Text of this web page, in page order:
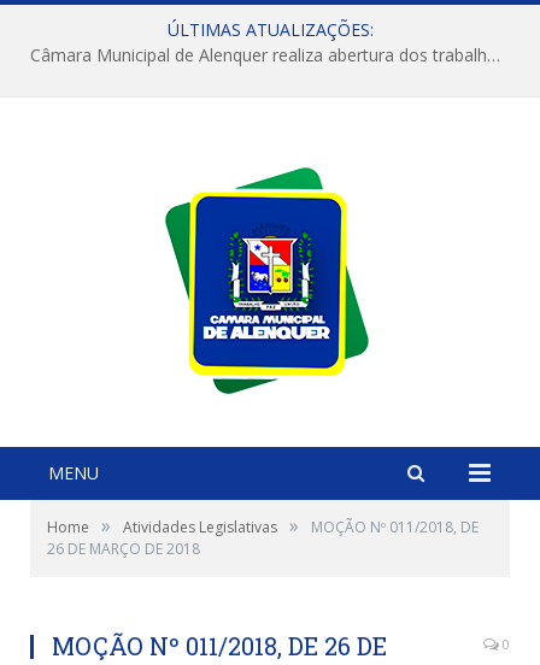
ÚLTIMAS ATUALIZAÇÕES:
Câmara Municipal de Alenquer realiza abertura dos trabalhos do 4º Período Legislativo
MENU
Home » Atividades Legislativas »
MOÇÃO Nº 011/2018, DE
26 DE MARÇO DE 2018
MOÇÃO Nº 011/2018, DE 26 DE
0